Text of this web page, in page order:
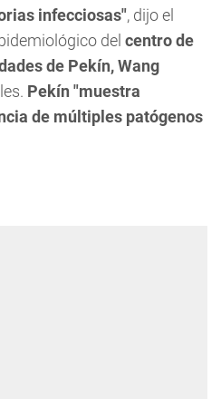
infecciosas", dijo el
del centro de
de Pekín, Wang
Pekín "muestra
de múltiples patógenos